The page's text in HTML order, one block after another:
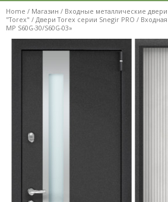
Home / Магазин / Входные металлические двери
"Torex" / Двери Torex серии Snegir PRO /
MP S60G-30/S60G-03»